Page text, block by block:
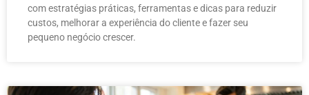
com estratégias práticas, ferramentas e dicas para reduzir
custos, melhorar a experiência do cliente e fazer seu
pequeno negócio crescer.